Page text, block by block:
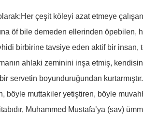
çeşit köleyi azat etmeye çalışan,
öf bile demeden ellerinden öpebilen,
birbirine tavsiye eden aktif bir insan,
ahlaki zeminini inşa etmiş,
servetin boyunduruğundan
böyle muttakiler yetiştiren, böyle
Muhammed Mustafa’ya (sav)